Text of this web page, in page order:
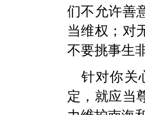
们不允许善
当维权；对
不要挑事生
针对你关
定，就应当